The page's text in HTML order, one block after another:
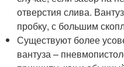
отверстия слива.
пробку, с большим
Существуют более
вантуза –